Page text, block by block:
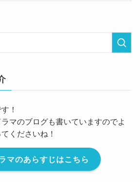
！
マのブログも書いていますのでよ
くださいね！
マのあらすじはこちら